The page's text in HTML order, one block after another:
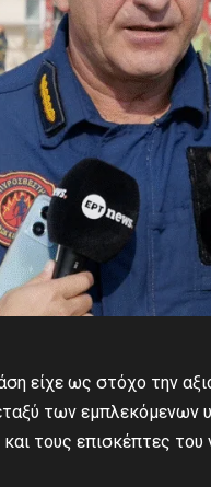
είχε ως στόχο την
των εμπλεκόμενων
τους επισκέπτες του